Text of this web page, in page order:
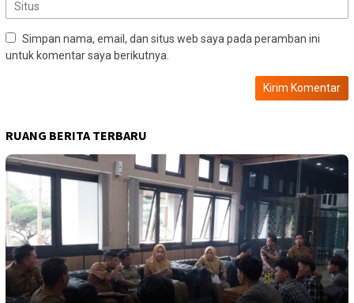
Simpan nama, email, dan situs web saya pada peramban ini
untuk komentar saya berikutnya.
RUANG BERITA TERBARU